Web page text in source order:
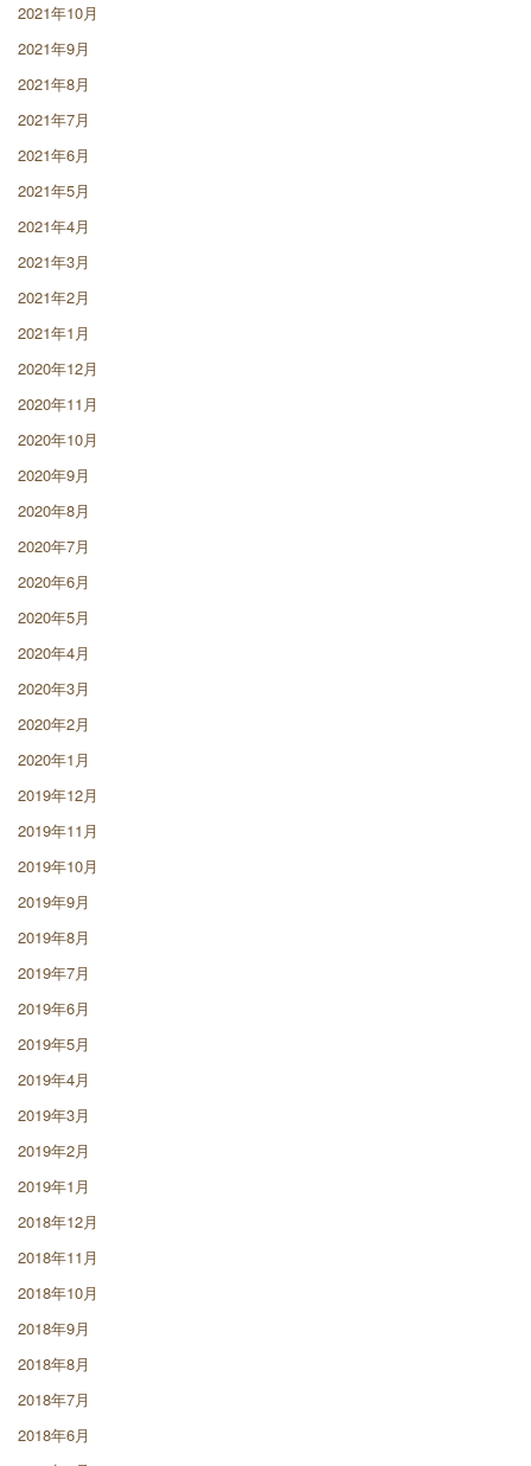
2021年10月
2021年9月
2021年8月
2021年7月
2021年6月
2021年5月
2021年4月
2021年3月
2021年2月
2021年1月
2020年12月
2020年11月
2020年10月
2020年9月
2020年8月
2020年7月
2020年6月
2020年5月
2020年4月
2020年3月
2020年2月
2020年1月
2019年12月
2019年11月
2019年10月
2019年9月
2019年8月
2019年7月
2019年6月
2019年5月
2019年4月
2019年3月
2019年2月
2019年1月
2018年12月
2018年11月
2018年10月
2018年9月
2018年8月
2018年7月
2018年6月